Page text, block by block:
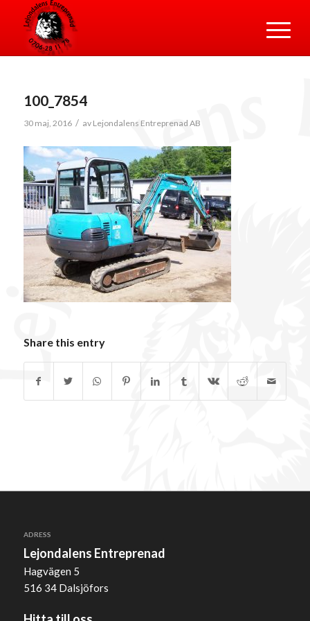
100_7854
30 maj, 2016 / av Lejondalens Entreprenad AB
Share this entry
ADRESS
Lejondalens Entreprenad
Hagvägen 5
516 34 Dalsjöfors